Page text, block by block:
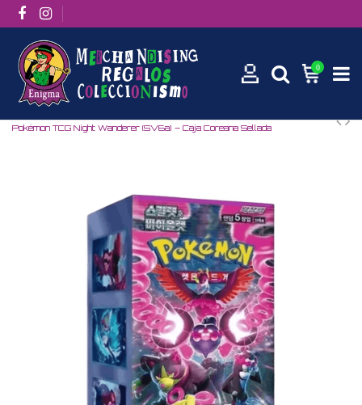
0
Pokémon TCG Night Wanderer (SV6a) – Caja Coreana Sellada